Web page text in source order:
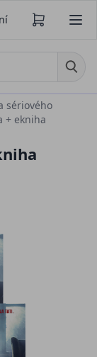
sériového
+ ekniha